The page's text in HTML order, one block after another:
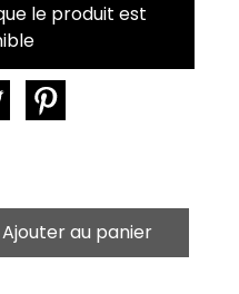
le produit est
Ajouter au panier